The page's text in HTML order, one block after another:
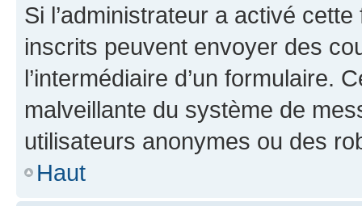
Si l’administrateur a activé
inscrits peuvent envoyer des
l’intermédiaire d’un formulaire.
malveillante du système de
utilisateurs anonymes ou des
Haut